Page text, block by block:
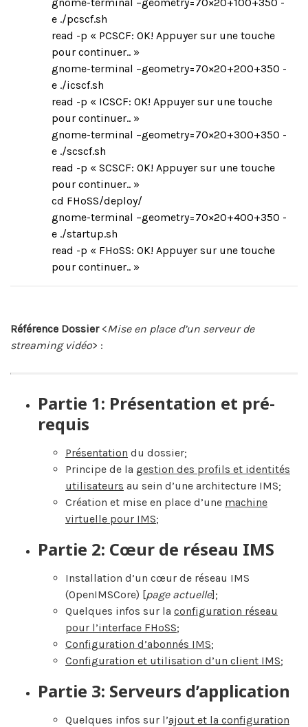
e ./pcscf.sh
read -p « PCSCF: OK! Appuyer sur une touche
pour continuer.. »
gnome-terminal –geometry=70×20+200+350 -
e ./icscf.sh
read -p « ICSCF: OK! Appuyer sur une touche
pour continuer.. »
gnome-terminal –geometry=70×20+300+350 -
e ./scscf.sh
read -p « SCSCF: OK! Appuyer sur une touche
pour continuer.. »
cd FHoSS/deploy/
gnome-terminal –geometry=70×20+400+350 -
e ./startup.sh
read -p « FHoSS: OK! Appuyer sur une touche
pour continuer.. »
Référence Dossier<Mise en place d’un serveur de
streaming vidéo> :
Partie 1: Présentation et pré-
requis
Présentation du dossier;
Principe de la gestion des profils et identités
utilisateurs au sein d’une architecture IMS;
Création et mise en place d’une machine
virtuelle pour IMS;
Partie 2: Cœur de réseau IMS
Installation d’un cœur de réseau IMS
(OpenIMSCore) [page actuelle];
Quelques infos sur la configuration réseau
pour l’interface FHoSS;
Configuration d’abonnés IMS;
Configuration et utilisation d’un client IMS;
Partie 3: Serveurs d’application
Quelques infos sur l’ajout et la configuration